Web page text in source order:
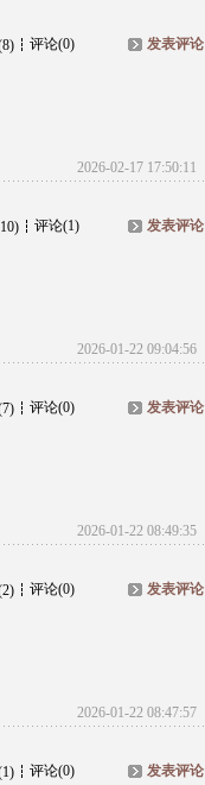
评论(0) 发表评论
2026-02-17 17:50:11
评论(1) 发表评论
2026-01-22 09:04:56
评论(0) 发表评论
2026-01-22 08:49:35
评论(0) 发表评论
2026-01-22 08:47:57
评论(0) 发表评论